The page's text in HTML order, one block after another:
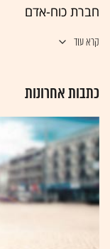
חברת כוח-אדם
קרא עוד
כתבות אחרונות